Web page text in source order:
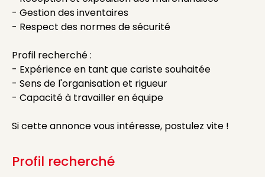
- Gestion des inventaires
- Respect des normes de sécurité
Profil recherché :
- Expérience en tant que cariste souhaitée
- Sens de l'organisation et rigueur
- Capacité à travailler en équipe
Si cette annonce vous intéresse, postulez vite !
Profil recherché